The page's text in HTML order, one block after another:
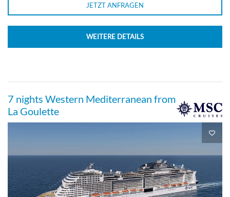
JETZT ANFRAGEN
WEITERE DETAILS
7 nights Western Mediterranean from
La Goulette